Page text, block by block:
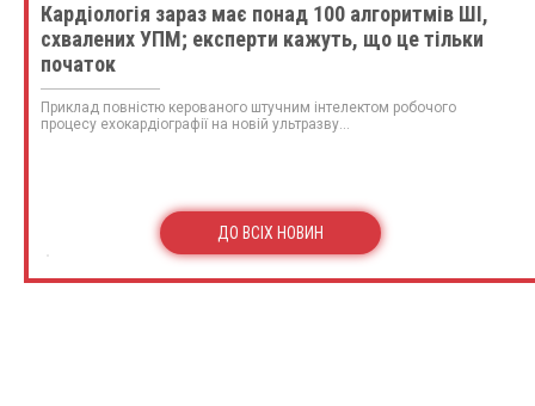
Кардіологія зараз має понад 100 алгоритмів ШІ,
схвалених УПМ; експерти кажуть, що це тільки
початок
Приклад повністю керованого штучним інтелектом робочого
процесу ехокардіографії на новій ультразву...
ДО ВСІХ НОВИН